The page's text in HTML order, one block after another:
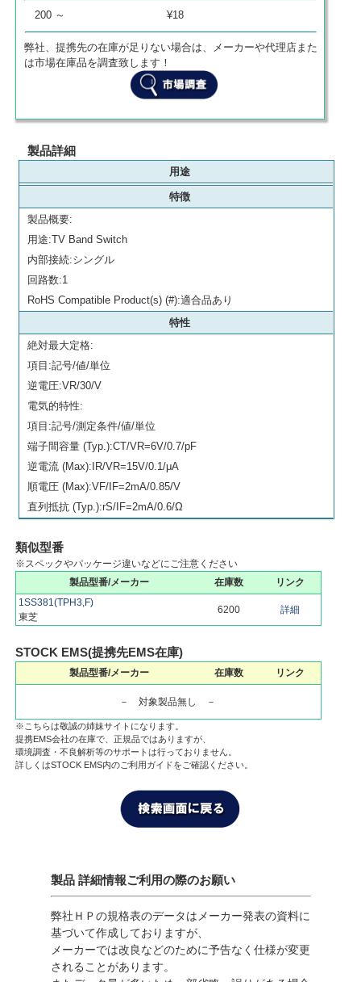
200 ～ ¥18
弊社、提携先の在庫が足りない場合は、メーカーや代理店また
は市場在庫品を調査致します！
製品詳細
用途
特徴
製品概要:
用途:TV Band Switch
内部接続:シングル
回路数:1
RoHS Compatible Product(s) (#):適合品あり
特性
絶対最大定格:
項目:記号/値/単位
逆電圧:VR/30/V
電気的特性:
項目:記号/測定条件/値/単位
端子間容量 (Typ.):CT/VR=6V/0.7/pF
逆電流 (Max):IR/VR=15V/0.1/μA
順電圧 (Max):VF/IF=2mA/0.85/V
直列抵抗 (Typ.):rS/IF=2mA/0.6/Ω
類似型番
※スペックやパッケージ違いなどにご注意ください
製品型番/メーカー
在庫数
リンク
1SS381(TPH3,F)
東芝
6200 詳細
STOCK EMS(提携先EMS在庫)
製品型番/メーカー 在庫数 リンク
－ 対象製品無し －
※こちらは敬誠の姉妹サイトになります。
提携EMS会社の在庫で、正規品ではありますが、
環境調査・不良解析等のサポートは行っておりません。
詳しくはSTOCK EMS内のご利用ガイドをご確認ください。
製品 詳細情報ご利用の際のお願い
弊社ＨＰの規格表のデータはメーカー発表の資料に
基づいて作成しておりますが、
メーカーでは改良などのために予告なく仕様が変更
されることがあります。